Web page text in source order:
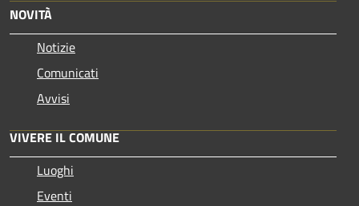
NOVITÀ
Notizie
Comunicati
Avvisi
VIVERE IL COMUNE
Luoghi
Eventi